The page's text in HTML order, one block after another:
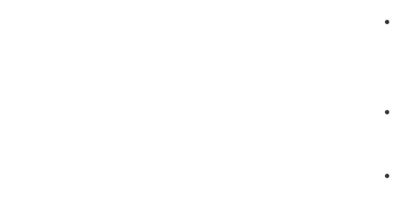
lichtgeschütztes Braunglas anstelle von